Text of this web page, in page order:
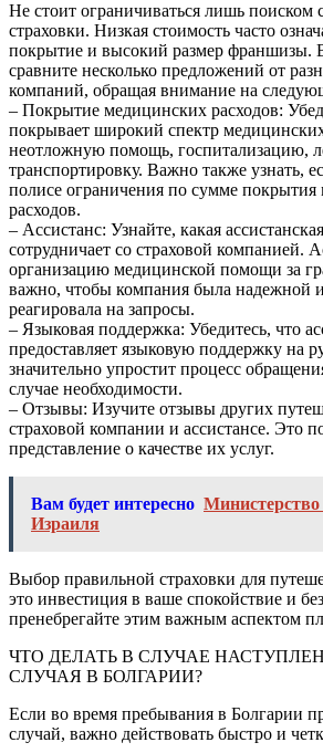
Не стоит ограничиваться лишь поиском
страховки. Низкая стоимость часто
покрытие и высокий размер франшизы.
сравните несколько предложений от
компаний, обращая внимание на
– Покрытие медицинских расходов:
покрывает широкий спектр
неотложную помощь, госпитализацию,
транспортировку. Важно также узнать,
полисе ограничения по сумме
расходов.
– Ассистанс: Узнайте, какая
сотрудничает со страховой компанией.
организацию медицинской помощи за
важно, чтобы компания была надежной
реагировала на запросы.
– Языковая поддержка: Убедитесь, что
предоставляет языковую поддержку на
значительно упростит процесс
случае необходимости.
– Отзывы: Изучите отзывы других
страховой компании и ассистансе. Это
представление о качестве их услуг.
Вам будет интересно Министерство
Израиля
Выбор правильной страховки для
это инвестиция в ваше спокойствие и
пренебрегайте этим важным аспектом
ЧТО ДЕЛАТЬ В СЛУЧАЕ
СЛУЧАЯ В БОЛГАРИИ?
Если во время пребывания в Болгарии
случай, важно действовать быстро и